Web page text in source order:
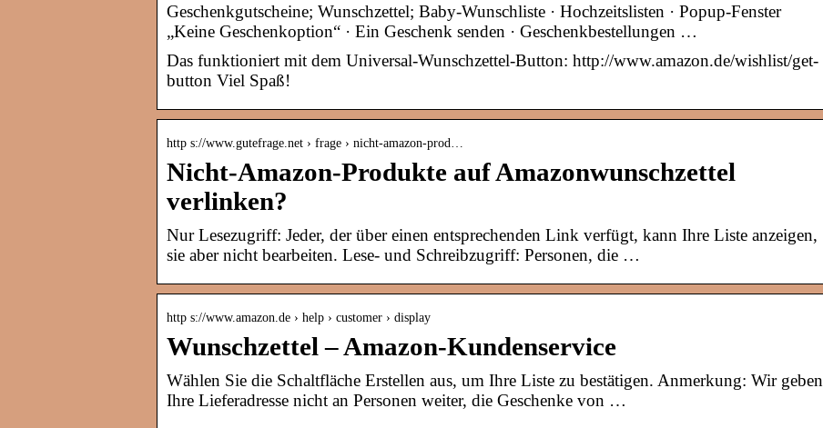
Geschenkgutscheine; Wunschzettel; Baby-Wunschliste · Hochzeitslisten · Popup-Fenster
„Keine Geschenkoption“ · Ein Geschenk senden · Geschenkbestellungen …
Das funktioniert mit dem Universal-Wunschzettel-Button: http://www.amazon.de/wishlist/get-
button Viel Spaß!
http s://www.gutefrage.net › frage › nicht-amazon-prod…
Nicht-Amazon-Produkte auf Amazonwunschzettel
verlinken?
Nur Lesezugriff: Jeder, der über einen entsprechenden Link verfügt, kann Ihre Liste anzeigen,
sie aber nicht bearbeiten. Lese- und Schreibzugriff: Personen, die …
http s://www.amazon.de › help › customer › display
Wunschzettel – Amazon-Kundenservice
Wählen Sie die Schaltfläche Erstellen aus, um Ihre Liste zu bestätigen. Anmerkung: Wir geben
Ihre Lieferadresse nicht an Personen weiter, die Geschenke von …